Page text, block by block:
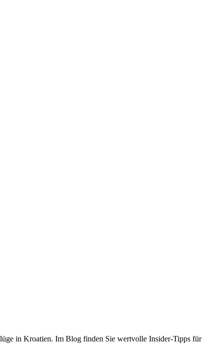
in Kroatien. Im Blog finden Sie wertvolle Insider-Tipps für